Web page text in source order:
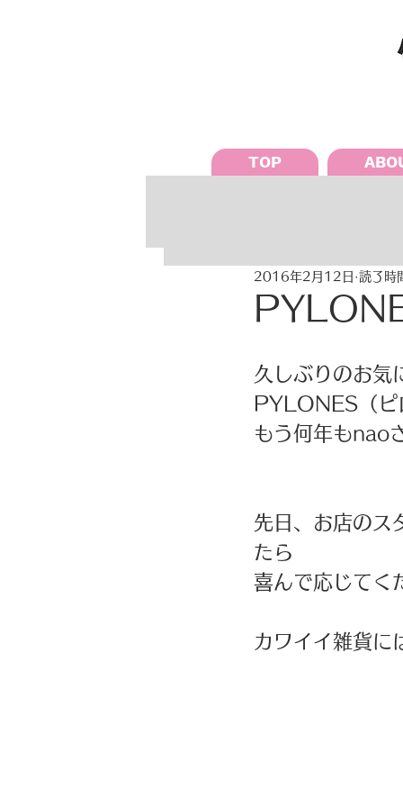
TOP
2016年2月12日 読了時
久しぶりのお気
PYLONES（ピ
もう何年もnao
先日、お店のス
たら
喜んで応じてく
カワイイ雑貨